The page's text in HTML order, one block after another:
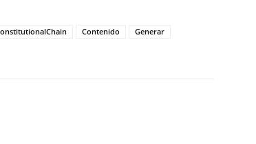
Contenido
Generar